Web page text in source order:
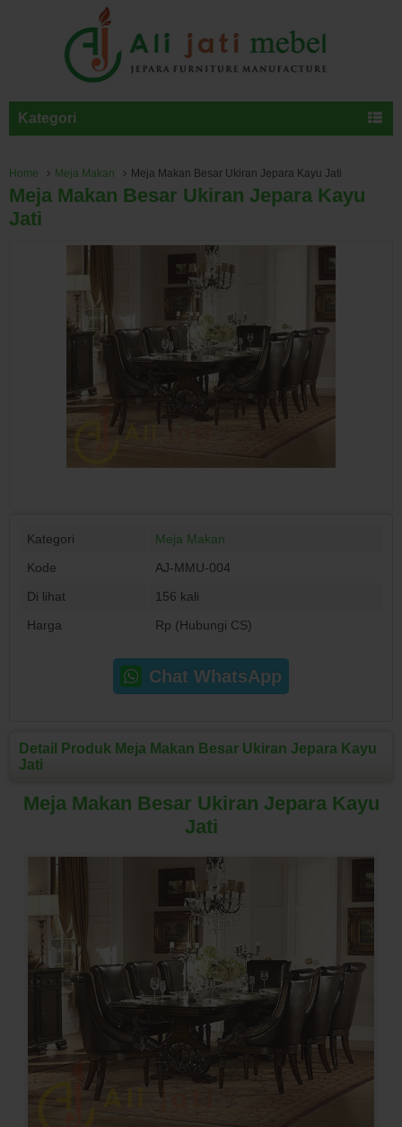
Kategori
Home Meja Makan Meja Makan Besar Ukiran Jepara Kayu Jati
Meja Makan Besar Ukiran Jepara Kayu
Jati
Kategori
Meja Makan
Kode
AJ-MMU-004
Di lihat
156 kali
Harga
Rp (Hubungi CS)
Chat WhatsApp
Detail Produk Meja Makan Besar Ukiran Jepara Kayu
Jati
Meja Makan Besar Ukiran Jepara Kayu
Jati